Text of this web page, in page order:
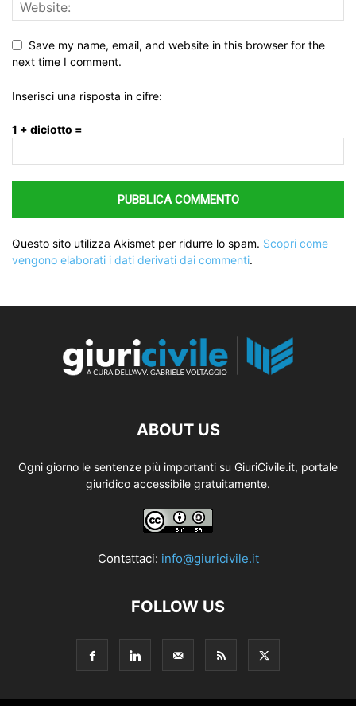
Save my name, email, and website in this browser for the
next time I comment.
Inserisci una risposta in cifre:
1 + diciotto =
Questo sito utilizza Akismet per ridurre lo spam. Scopri come
vengono elaborati i dati derivati dai commenti.
ABOUT US
Ogni giorno le sentenze più importanti su GiuriCivile.it, portale
giuridico accessibile gratuitamente.
Contattaci: info@giuricivile.it
FOLLOW US